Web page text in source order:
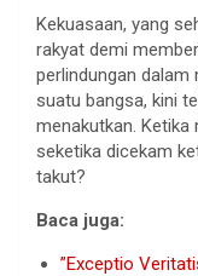
Kekuasaan, yang
rakyat demi
perlindungan dalam
suatu bangsa, kini
menakutkan. Ketika
seketika dicekam
takut?
Baca juga:
”Exceptio